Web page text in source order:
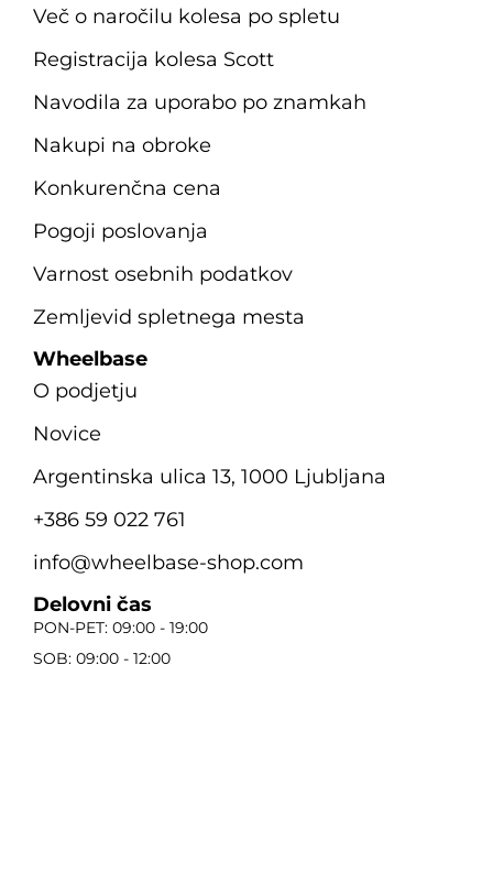
Več o naročilu kolesa po spletu
Registracija kolesa Scott
Navodila za uporabo po znamkah
Nakupi na obroke
Konkurenčna cena
Pogoji poslovanja
Varnost osebnih podatkov
Zemljevid spletnega mesta
Wheelbase
O podjetju
Novice
Argentinska ulica 13, 1000 Ljubljana
+386 59 022 761
info@wheelbase-shop.com
Delovni čas
PON-PET: 09:00 - 19:00
SOB: 09:00 - 12:00